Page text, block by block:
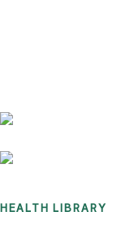
HEALTH LIBRARY